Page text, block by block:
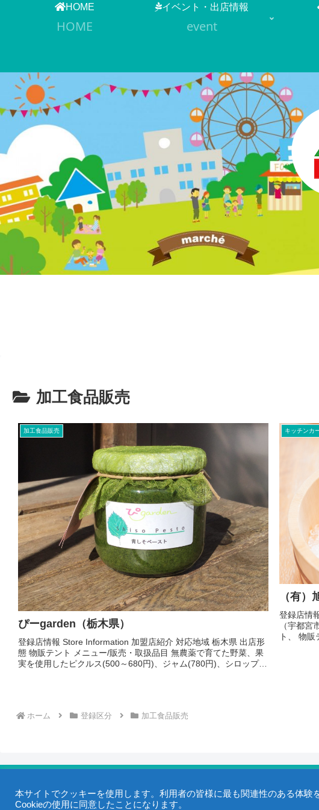
HOME
HOME
イベント・出店情報
event
加工食品販売
加工食品販売
ぴーgarden（栃木県）
登録店情報 Store Information 加盟店紹介 対応地域 栃木県 出店形
態 物販テント メニュー/販売・取扱品目 無農薬で育てた野菜、果
実を使用したピクルス(500～680円)、ジャム(780円)、シロップ
キッチンカ
（有）
登録店情
（宇都
ト、 物
ホーム 登録区分 加工食品販売
本サイトでクッキーを使用します。利用者の皆様に最も関連性のある体
Cookieの使用に同意したことになります。